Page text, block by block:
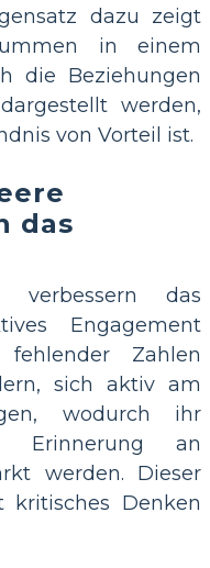
dazu zeigt
in einem
die Beziehungen
werden,
von Vorteil ist.
das
verbessern das
Engagement
Zahlen
sich aktiv am
wodurch ihr
Erinnerung an
werden. Dieser
kritisches Denken